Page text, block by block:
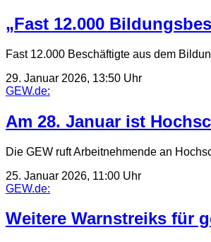
„Fast 12.000
Fast 12.000 Beschäftigte aus dem
29. Januar 2026, 13:50 Uhr
GEW.de:
Am 28. Januar ist
Die GEW ruft Arbeitnehmende an
25. Januar 2026, 11:00 Uhr
GEW.de:
Weitere Warnstreiks für